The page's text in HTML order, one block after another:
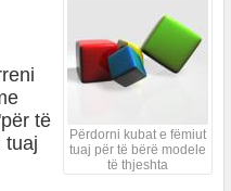
Përdorni kubat e fëmiut
tuaj për të bërë modele
të thjeshta
të
tuaj